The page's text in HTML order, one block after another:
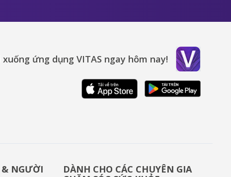
xuống ứng dụng VITAS ngay hôm nay!
NGƯỜI
DÀNH CHO CÁC CHUYÊN GIA